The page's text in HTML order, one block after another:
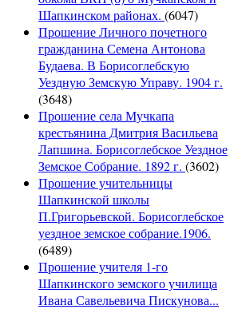
Шапкинском районах. (6047)
Прошение Личного почетного
гражданина Семена Антонова
Будаева. В Борисоглебскую
Уездную Земскую Управу. 1904 г.
(3648)
Прошение села Мучкапа
крестьянина Дмитрия Васильева
Лапшина. Борисоглебское Уездное
Земское Собрание. 1892 г. (3602)
Прошение учительницы
Шапкинской школы
П.Григорьевской. Борисоглебское
уездное земское собрание.1906.
(6489)
Прошение учителя 1-го
Шапкинского земского училища
Ивана Савельевича Пискунова...